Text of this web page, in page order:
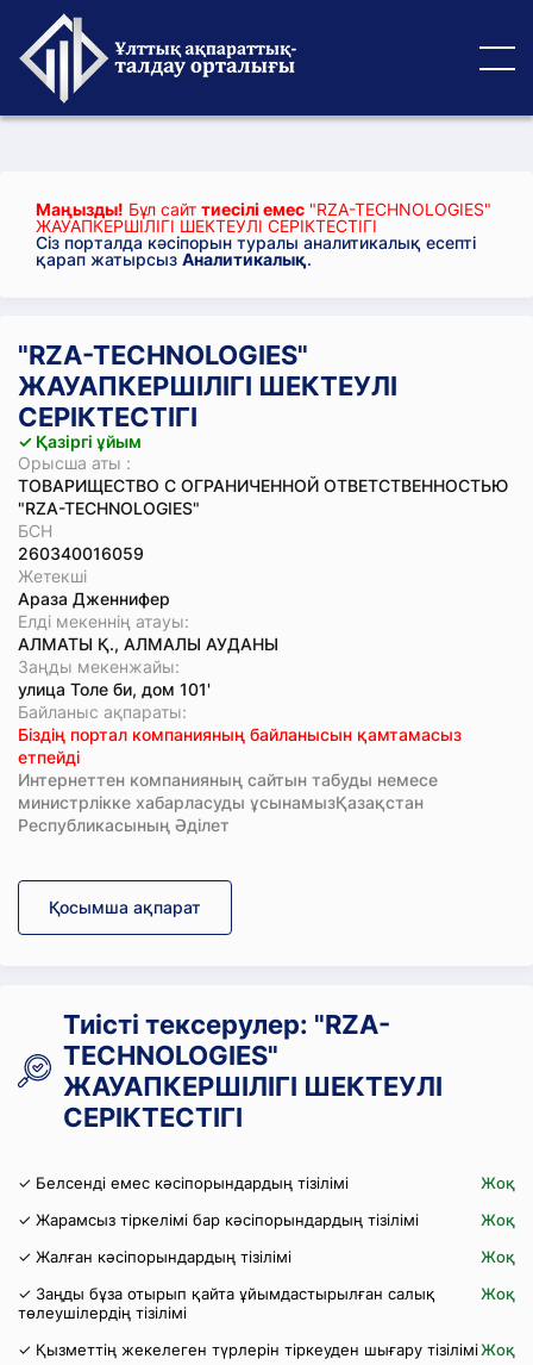
Маңызды! Бұл сайт тиесілі емес "RZA-TECHNOLOGIES"
ЖАУАПКЕРШІЛІГІ ШЕКТЕУЛІ СЕРІКТЕСТІГІ
Сіз порталда кәсіпорын туралы аналитикалық есепті
қарап жатырсыз Аналитикалық.
"RZA-TECHNOLOGIES"
ЖАУАПКЕРШІЛІГІ ШЕКТЕУЛІ
СЕРІКТЕСТІГІ
✓ Қазіргі ұйым
Орысша аты :
ТОВАРИЩЕСТВО С ОГРАНИЧЕННОЙ ОТВЕТСТВЕННОСТЬЮ
"RZA-TECHNOLOGIES"
БСН
260340016059
Жетекші
Араза Дженнифер
Елді мекеннің атауы:
АЛМАТЫ Қ., АЛМАЛЫ АУДАНЫ
Заңды мекенжайы:
улица Толе би, дом 101'
Байланыс ақпараты:
Біздің портал компанияның байланысын қамтамасыз
етпейді
Интернеттен компанияның сайтын табуды немесе
министрлікке хабарласуды ұсынамызҚазақстан
Республикасының Әділет
Қосымша ақпарат
Тиісті тексерулер: "RZA-
TECHNOLOGIES"
ЖАУАПКЕРШІЛІГІ ШЕКТЕУЛІ
СЕРІКТЕСТІГІ
✓ Белсенді емес кәсіпорындардың тізілімі
Жоқ
✓ Жарамсыз тіркелімі бар кәсіпорындардың тізілімі
Жоқ
✓ Жалған кәсіпорындардың тізілімі
Жоқ
✓ Заңды бұза отырып қайта ұйымдастырылған салық
төлеушілердің тізілімі
Жоқ
✓ Қызметтің жекелеген түрлерін тіркеуден шығару тізіліміЖоқ